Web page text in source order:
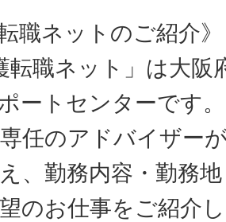
職ネットのご紹介》
転職ネット」は大阪
ートセンターです
任のアドバイザー
、勤務内容・勤務
のお仕事をご紹介